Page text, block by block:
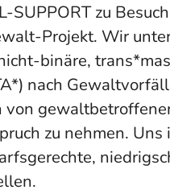
SUPPORT zu
Projekt. Wir
binäre,
nach
von
zu nehmen.